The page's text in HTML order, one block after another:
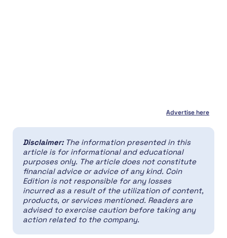
Advertise here
Disclaimer: The information presented in this
article is for informational and educational
purposes only. The article does not constitute
financial advice or advice of any kind. Coin
Edition is not responsible for any losses
incurred as a result of the utilization of content,
products, or services mentioned. Readers are
advised to exercise caution before taking any
action related to the company.